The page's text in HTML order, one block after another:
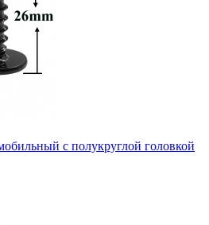
с полукруглой головкой